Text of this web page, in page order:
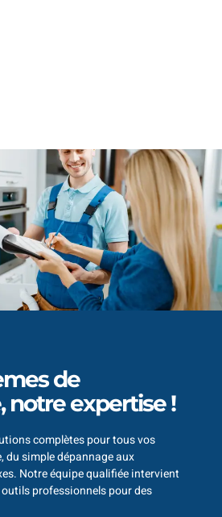
de
notre expertise !
complètes pour tous vos
du simple dépannage aux
Notre équipe qualifiée intervient
professionnels pour des